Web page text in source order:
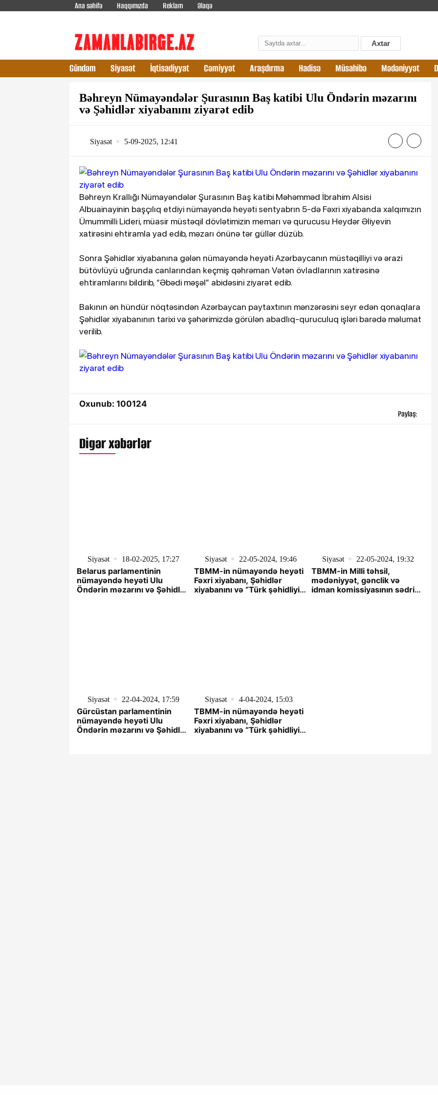
Ana səhifə Haqqımızda Reklam Əlaqə
Axtar
Gündəm Siyasət İqtisadiyyat Cəmiyyət Araşdırma Hadisə Müsahibə Mədəniyyət
Bəhreyn Nümayəndələr Şurasının Baş katibi Ulu Öndərin məzarını
və Şəhidlər xiyabanını ziyarət edib
Siyasət 5-09-2025, 12:41
Bəhreyn Krallığı Nümayəndələr Şurasının Baş katibi Məhəmməd İbrahim Alsisi
Albuainayinin başçılıq etdiyi nümayəndə heyəti sentyabrın 5-də Fəxri xiyabanda xalqımızın
Ümummilli Lideri, müasir müstəqil dövlətimizin memarı və qurucusu Heydər Əliyevin
xatirəsini ehtiramla yad edib, məzarı önünə tər güllər düzüb.
Sonra Şəhidlər xiyabanına gələn nümayəndə heyəti Azərbaycanın müstəqilliyi və ərazi
bütövlüyü uğrunda canlarından keçmiş qəhrəman Vətən övladlarının xatirəsinə
ehtiramlarını bildirib, “Əbədi məşəl” abidəsini ziyarət edib.
Bakının ən hündür nöqtəsindən Azərbaycan paytaxtının mənzərəsini seyr edən qonaqlara
Şəhidlər xiyabanının tarixi və şəhərimizdə görülən abadlıq-quruculuq işləri barədə məlumat
verilib.
Oxunub: 100124
Paylaş:
Digər xəbərlər
Siyasət 18-02-2025, 17:27
Belarus parlamentinin
nümayəndə heyəti Ulu
Öndərin məzarını və Şəhidlər
Siyasət 22-05-2024, 19:46
TBMM-in nümayəndə heyəti
Fəxri xiyabanı, Şəhidlər
xiyabanını və “Türk şəhidliyi”
Siyasət 22-05-2024, 19:32
TBMM-in Milli təhsil,
mədəniyyət, gənclik və
idman komissiyasının sədri
Siyasət 22-04-2024, 17:59
Gürcüstan parlamentinin
nümayəndə heyəti Ulu
Öndərin məzarını və Şəhidlər
Siyasət 4-04-2024, 15:03
TBMM-in nümayəndə heyəti
Fəxri xiyabanı, Şəhidlər
xiyabanını və “Türk şəhidliyi”